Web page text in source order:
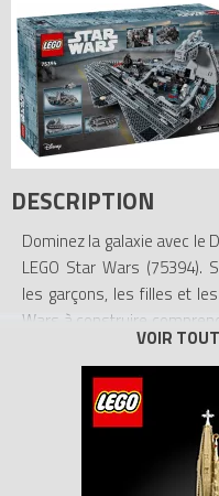
DESCRIPTION
Dominez la galaxie avec le
LEGO Star Wars (75394).
les garçons, les filles et
Wars à construire
cachée pour « voler »
supérieur se retire et les
faciliter l’accès à
passerelle, la salle de
l’armurerie, les
cargo avec des éléments